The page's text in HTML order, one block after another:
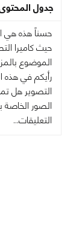
جدول
حسناً هذه هي
حيث كاميرا
الموضوع
رأيكم في هذه
التصوير هل
الصور الخاصة
التعليقات...